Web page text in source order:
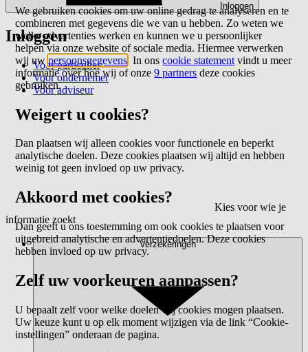
Inloggen
Inloggen
Voor particulier
Voor ondernemer
Voor adviseur
Kies voor wie je
informatie zoekt
Verzekeringen
We gebruiken cookies om uw online gedrag te analyseren en te
combineren met gegevens die we van u hebben. Zo weten we
welke advertenties werken en kunnen we u persoonlijker
helpen via onze website of sociale media. Hiermee verwerken
wij uwpersoonsgegevens . In onscookie statement vindt u meer
informatie over hoe wij of onze9 partners deze cookies
gebruiken.
Weigert u cookies?
Dan plaatsen wij alleen cookies voor functionele en beperkt
analytische doelen. Deze cookies plaatsen wij altijd en hebben
weinig tot geen invloed op uw privacy.
Akkoord met cookies?
Dan geeft u ons toestemming om ook cookies te plaatsen voor
uitgebreid analytische en advertentiedoelen. Deze cookies
hebben invloed op uw privacy.
Zelf uw voorkeuren aanpassen?
U bepaalt zelf voor welke doelen wij cookies mogen plaatsen.
Uw keuze kunt u op elk moment wijzigen via de link “Cookie-
instellingen” onderaan de pagina.